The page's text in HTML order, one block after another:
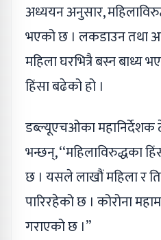
अध्ययन अनुसार,
भएको छ । लकडाउन तथा
महिला घरभित्रै बस्न बाध्य
हिंसा बढेको हो ।
डब्ल्यूएचओका महानिर्देशक
भन्छन्, ‘‘महिलाविरुद्धका
छ । यसले लाखौं महिला र
पारिरहेको छ । कोरोना
गराएको छ ।’’